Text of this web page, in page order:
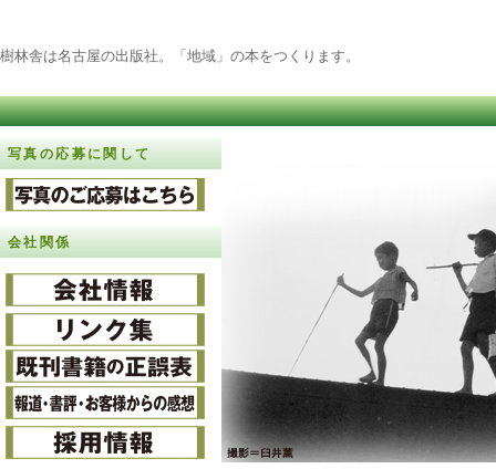
樹林舎は名古屋の出版社。「地域」の本をつくります。
写真の応募に関して
会社関係